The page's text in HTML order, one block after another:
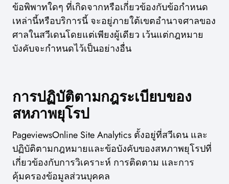
ข้อพิพาทใดๆ ที่เกิดจากหรือเกี่ยวข้องกับข้อกำหนด
เหล่านี้หรือบริการนี้ จะอยู่ภายใต้เขตอำนาจศาลของ
ศาลในสวีเดนโดยแต่เพียงผู้เดียว เว้นแต่กฎหมาย
บังคับจะกำหนดไว้เป็นอย่างอื่น
การปฏิบัติตามกฎระเบียบของ
สหภาพยุโรป
PageviewsOnline Site Analytics ตั้งอยู่ที่สวีเดน และ
ปฏิบัติตามกฎหมายและข้อบังคับของสหภาพยุโรปที่
เกี่ยวข้องกับการวิเคราะห์ การติดตาม และการ
คุ้มครองข้อมูลส่วนบุคคล